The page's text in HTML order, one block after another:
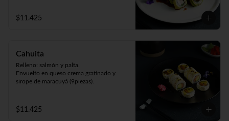
$11.425
Cahuita
Relleno: salmón y palta.
Envuelto en queso crema gratinado y
sirope de maracuyá (9piezas).
$11.425